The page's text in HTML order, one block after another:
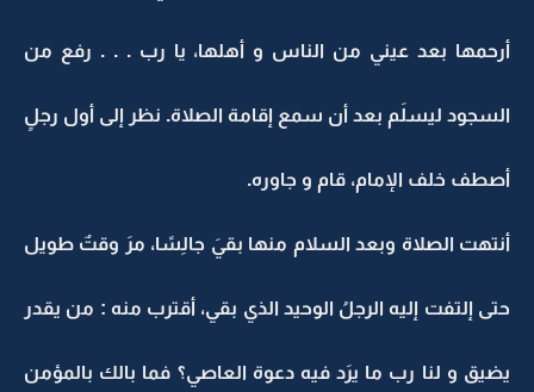
أرحمها بعد عيني من الناس و أهلها، يا رب . . . رفع من
السجود ليسلَم بعد أن سمع إقامة الصلاة. نظر إلى أول رجلٍ
أصطف خلف الإمام، قام و جاوره.
أنتهت الصلاة وبعد السلام منها بقيَ جالِسًا، مرَ وقتٌ طويل
حتى إلتفت إليه الرجلُ الوحيد الذي بقي، أقترب منه : من يقدر
يضيق و لنا رب ما يرَد فيه دعوة العاصي؟ فما بالك بالمؤمن